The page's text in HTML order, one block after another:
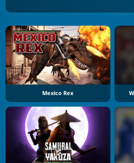
Mexico Rex